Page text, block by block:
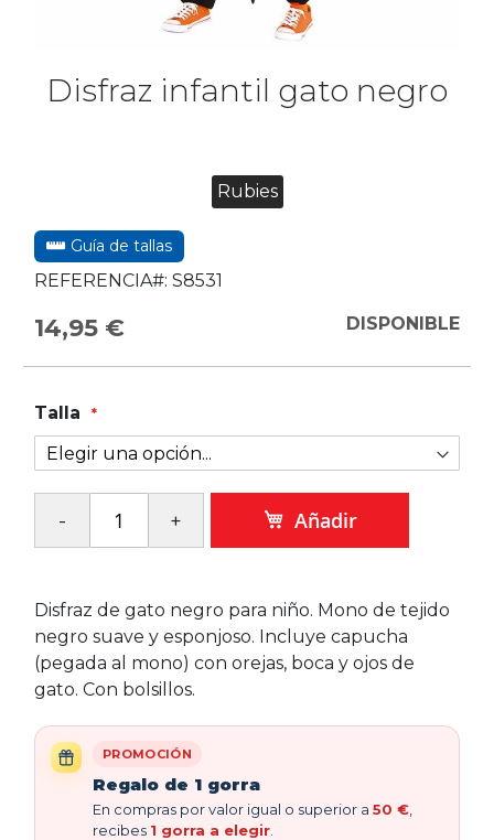
Disfraz infantil gato negro
Rubies
Guía de tallas
REFERENCIA#: S8531
14,95 € DISPONIBLE
Talla
Añadir
Disfraz de gato negro para niño. Mono de tejido
negro suave y esponjoso. Incluye capucha
(pegada al mono) con orejas, boca y ojos de
gato. Con bolsillos.
PROMOCIÓN
Regalo de 1 gorra
En compras por valor igual o superior a 50 €
recibes 1 gorra a elegir